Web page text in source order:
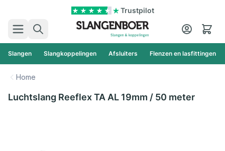
Trustpilot
Zoek
Cart
Slangen Slangkoppelingen Afsluiters Flenzen en lasfittingen
Home
Luchtslang Reeflex TA AL 19mm / 50 meter